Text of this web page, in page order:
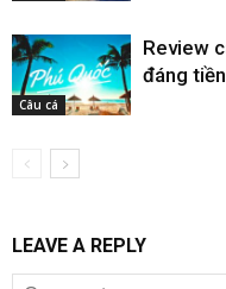
Câu cá
Review
đáng
LEAVE A REPLY